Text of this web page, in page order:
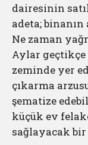
dairesinin
adeta;
Ne zaman
Aylar
zeminde yer
çıkarma
şematize
küçük ev
sağlayacak